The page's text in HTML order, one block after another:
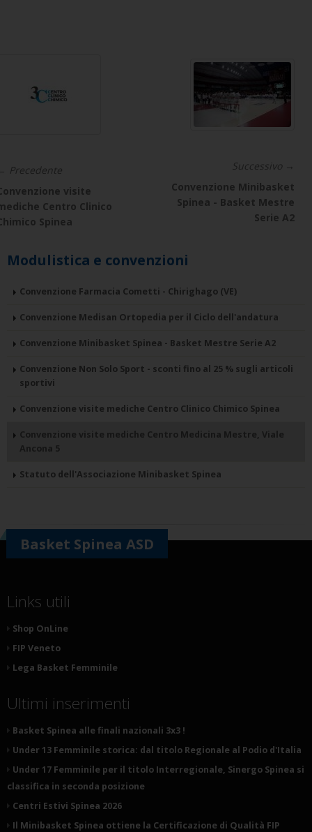
Precedente
visite
Centro Clinico
Spinea
Successivo →
Convenzione Minibasket
Spinea - Basket Mestre
Serie A2
Modulistica e convenzioni
Convenzione Farmacia Cometti - Chirighago (VE)
Convenzione Medisan Ortopedia per il Ciclo dell'andatura
Convenzione Minibasket Spinea - Basket Mestre Serie A2
Convenzione Non Solo Sport - sconti fino al 25 % sugli articoli
sportivi
Convenzione visite mediche Centro Clinico Chimico Spinea
Convenzione visite mediche Centro Medicina Mestre, Viale
Ancona 5
Statuto dell'Associazione Minibasket Spinea
Basket Spinea ASD
Links utili
Shop OnLine
FIP Veneto
Lega Basket Femminile
Ultimi inserimenti
Basket Spinea alle finali nazionali 3x3 !
Under 13 Femminile storica: dal titolo Regionale al Podio d'Italia
Under 17 Femminile per il titolo Interregionale, Sinergo Spinea si
classifica in seconda posizione
Centri Estivi Spinea 2026
Il Minibasket Spinea ottiene la Certificazione di Qualità FIP